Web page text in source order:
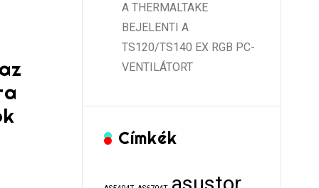
A THERMALTAKE
BEJELENTI A
TS120/TS140 EX RGB PC-
VENTILÁTORT
Címkék